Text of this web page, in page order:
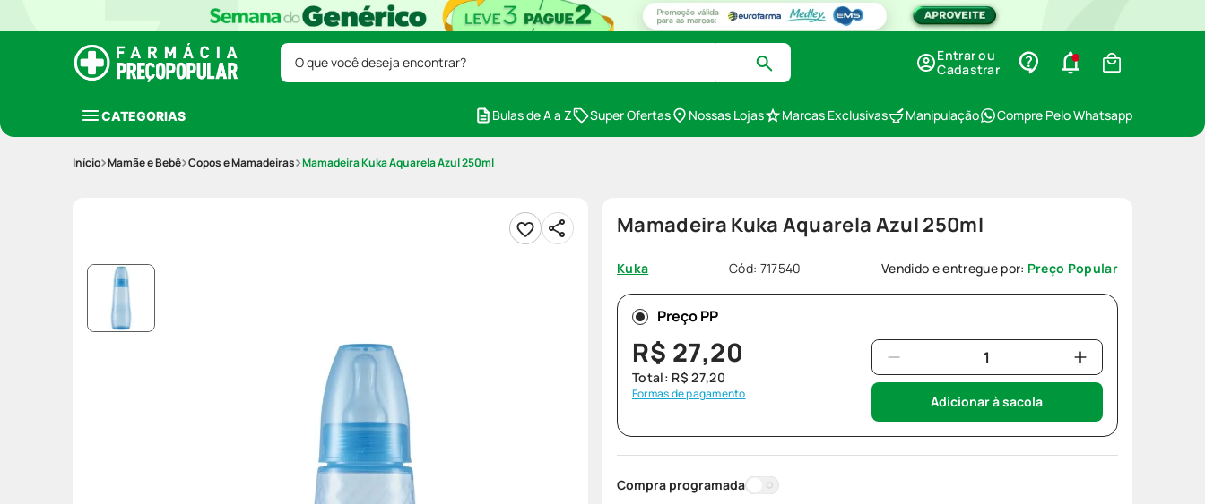
O que você deseja encontrar?
Entrar ou
Cadastrar
CATEGORIAS Bulas de A a Z Super Ofertas Nossas Lojas Marcas Exclusivas Manipulação Compre Pelo Whatsapp
Mamãe e Bebê Copos e Mamadeiras Mamadeira Kuka Aquarela Azul 250ml
Mamadeira Kuka Aquarela Azul 250ml
Kuka Cód: 717540 Vendido e entregue por: Preço Popular
Preço PP
R$ 27,20
Total: R$ 27,20
Formas de pagamento Adicionar à sacola
Compra programada